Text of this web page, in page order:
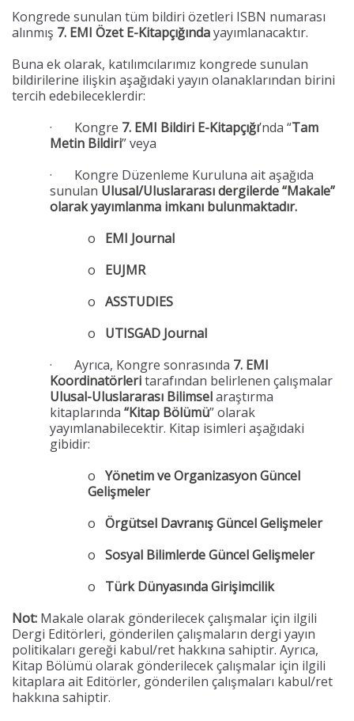
Kongrede sunulan tüm bildiri özetleri ISBN numarası
alınmış 7. EMI Özet E-Kitapçığındayayımlanacaktır.
Buna ek olarak, katılımcılarımız kongrede sunulan
bildirilerine ilişkin aşağıdaki yayın olanaklarından birini
tercih edebileceklerdir:
· Kongre 7. EMI Bildiri E-Kitapçığı’nda “Tam
Metin Bildiri” veya
· Kongre Düzenleme Kuruluna ait aşağıda
sunulan Ulusal/Uluslararası dergilerde“Makale”
olarak yayımlanma imkanı bulunmaktadır.
o EMI Journal
o EUJMR
o ASSTUDIES
o UTISGAD Journal
· Ayrıca, Kongre sonrasında 7. EMI
Koordinatörleritarafından belirlenen çalışmalar
Ulusal-Uluslararası Bilimselaraştırma
kitaplarında “Kitap Bölümü” olarak
yayımlanabilecektir. Kitap isimleri aşağıdaki
gibidir:
o Yönetim ve Organizasyon Güncel
Gelişmeler
o Örgütsel Davranış Güncel Gelişmeler
o Sosyal Bilimlerde Güncel Gelişmeler
o Türk Dünyasında Girişimcilik
Not: Makale olarak gönderilecek çalışmalar için ilgili
Dergi Editörleri, gönderilen çalışmaların dergi yayın
politikaları gereği kabul/ret hakkına sahiptir. Ayrıca,
Kitap Bölümü olarak gönderilecek çalışmalar için ilgili
kitaplara ait Editörler, gönderilen çalışmaları kabul/ret
hakkına sahiptir.